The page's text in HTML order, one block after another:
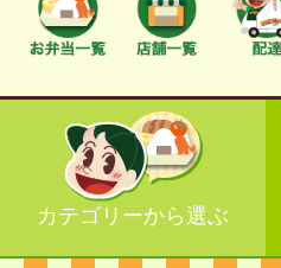
カテゴリーから選ぶ